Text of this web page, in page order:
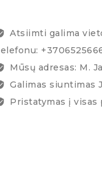
Atsiimti galima
Mūsų adresas: M.
Galimas siuntimas
Pristatymas į visas